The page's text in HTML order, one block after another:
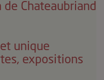
Chateaubriand
unique
expositions